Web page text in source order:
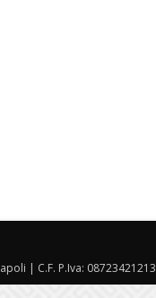
| C.F. P.Iva: 08723421213